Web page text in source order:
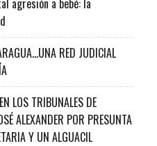
RED JUDICIAL
LOS TRIBUNALES DE
ALEXANDER POR PRESUNTA
Y UN ALGUACIL